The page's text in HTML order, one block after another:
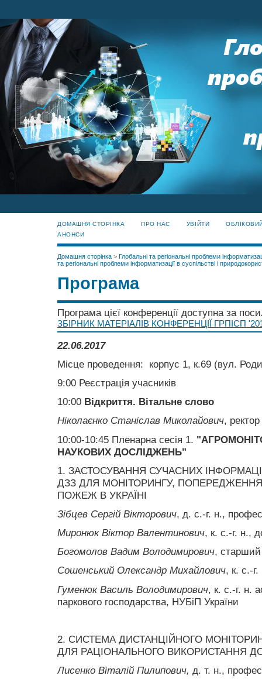
ДОМАШНЯ СТОРІНКА ПРО НАС УВІЙТИ
АНОНСИ
Домашня сторінка > Глобальні та регіональні проблеми
та регіональні проблеми інформатизації в суспільстві і
Програма
Програма цієї конференції доступна за
ЗБІРНИК МАТЕРІАЛІВ КОНФЕРЕНЦІЇ ГРПІСП
22.06.2017
Місце проведення: корпус 1, к.69 (вул.
9:00 Реєстрація учасників
10:00 Відкриття. Вітальне слово
Ніколаєнко Станіслав Миколайович,
10:00-10:45 Пленарна сесія 1.
НАУКОВИХ ДОСЛІДЖЕНЬ"
1. ЗАСТОСУВАННЯ СУЧАСНИХ
ДЗЗ ДЛЯ МОНІТОРИНГУ,
ПОЖЕЖ В УКРАЇНІ
Зібцев Сергій Вікторович, д. с.-г. н.,
Миронюк Віктор Валентинович, к. с.-г. н.,
Богомолов Вадим Володимирович, старший
Сошенський Олександр Михайлович, к. с.-
Гуменюк Василь Володимирович, к. с.-г. н.
паркового господарства, НУБіП України
2. СИСТЕМА ДИСТАНЦІЙНОГО
ДЛЯ РАЦІОНАЛЬНОГО ВИКОРИСТАННЯ
Лисенко Віталій Пилипович, д. т. н.,